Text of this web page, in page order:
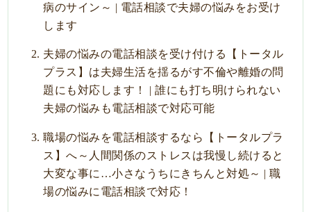
病のサイン～ | 電話相談で夫婦の悩みをお受け
します
夫婦の悩みの電話相談を受け付ける【トータル
プラス】は夫婦生活を揺るがす不倫や離婚の問
題にも対応します！ | 誰にも打ち明けられない
夫婦の悩みも電話相談で対応可能
職場の悩みを電話相談するなら【トータルプラ
ス】へ～人間関係のストレスは我慢し続けると
大変な事に…小さなうちにきちんと対処～ | 職
場の悩みに電話相談で対応！